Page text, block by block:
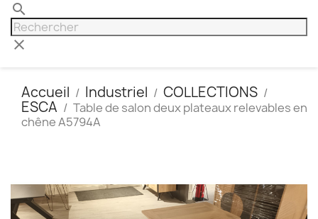
search
clear
Accueil Industriel
COLLECTIONS
ESCA
Table de salon deux plateaux relevables en
chêne A5794A